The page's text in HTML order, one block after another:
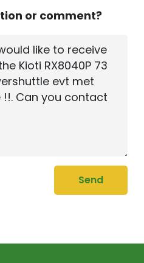
or comment?
Send